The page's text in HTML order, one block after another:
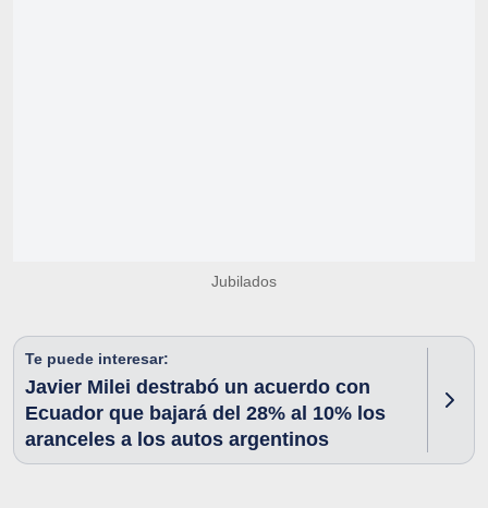
Jubilados
Te puede interesar:
Javier Milei destrabó un acuerdo con
Ecuador que bajará del 28% al 10% los
aranceles a los autos argentinos